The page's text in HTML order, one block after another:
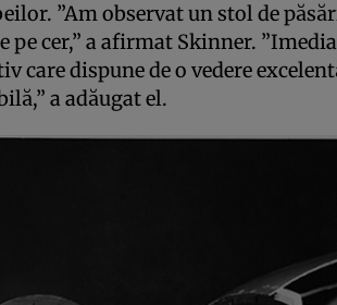
”Am observat un stol de
pe cer,” a afirmat Skinner.
care dispune de o vedere
a adăugat el.